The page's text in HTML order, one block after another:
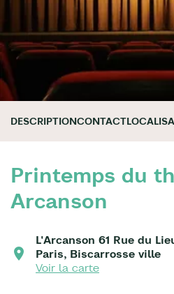
DESCRIPTIONCONTACT
Printemps du
Arcanson
L'Arcanson 61 Rue du
Paris, Biscarrosse ville
Voir la carte